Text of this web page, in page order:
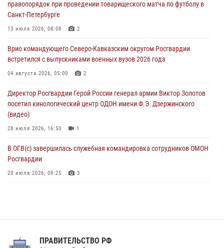
В регионах Урала бойцам Росгвардии в зону СВО передали свежие
тиражи газет
Всероссийская ведомственная акции «Каникулы с Росгвардией
проходит в Сибири
правопорядок при проведении товарищеского матча по футболу в
Санкт-Петербурге
13 июля 2026, 08:08 2
Врио командующего Северо-Кавказским округом Росгвардии
встретился с выпускниками военных вузов 2026 года
04 августа 2026, 05:00 2
Директор Росгвардии Герой России генерал армии Виктор Золотов
посетил кинологический центр ОДОН имени Ф.Э. Дзержинского
(видео)
28 июля 2026, 16:50 1
В ОГВ(с) завершилась служебная командировка сотрудников ОМОН
Росгвардии
20 июля 2026, 09:25 3
ПРАВИТЕЛЬСТВО РФ